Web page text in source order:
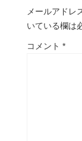
メールアドレ
いている欄は
コメント *